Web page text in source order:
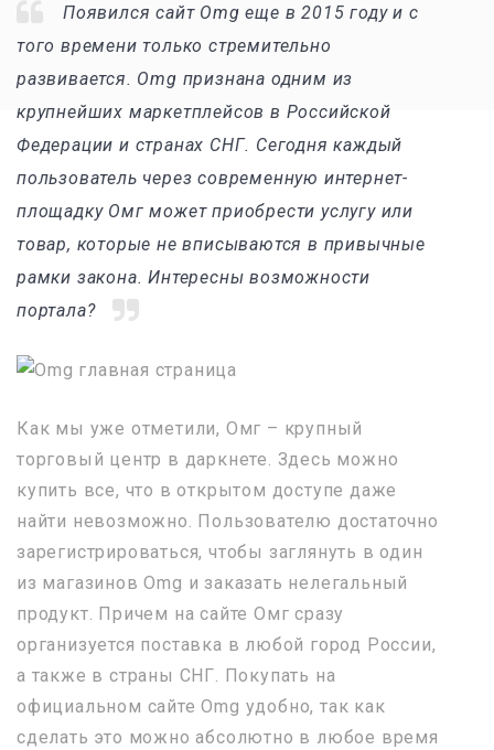
Появился сайт Omg еще в 2015 году и с
того времени только стремительно
развивается. Omg признана одним из
крупнейших маркетплейсов в Российской
Федерации и странах СНГ. Сегодня каждый
пользователь через современную интернет-
площадку Омг может приобрести услугу или
товар, которые не вписываются в привычные
рамки закона. Интересны возможности
портала?
Как мы уже отметили, Омг – крупный
торговый центр в даркнете. Здесь можно
купить все, что в открытом доступе даже
найти невозможно. Пользователю достаточно
зарегистрироваться, чтобы заглянуть в один
из магазинов Omg и заказать нелегальный
продукт. Причем на сайте Омг сразу
организуется поставка в любой город России,
а также в страны СНГ. Покупать на
официальном сайте Omg удобно, так как
сделать это можно абсолютно в любое время